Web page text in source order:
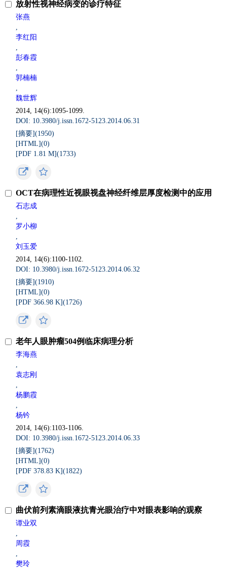
放射性视神经病变的诊疗特征
张燕
,
李红阳
,
彭春霞
,
郭楠楠
,
魏世辉
2014, 14(6):1095-1099.
DOI: 10.3980/j.issn.1672-5123.2014.06.31
[摘要](1950)
[HTML](0)
[PDF 1.81 M](1733)
OCT在病理性近视眼视盘神经纤维层厚度检测中的应用
石志成
,
罗小柳
,
刘玉爱
2014, 14(6):1100-1102.
DOI: 10.3980/j.issn.1672-5123.2014.06.32
[摘要](1910)
[HTML](0)
[PDF 366.98 K](1726)
老年人眼肿瘤504例临床病理分析
李海燕
,
袁志刚
,
杨鹏霞
,
杨钤
2014, 14(6):1103-1106.
DOI: 10.3980/j.issn.1672-5123.2014.06.33
[摘要](1762)
[HTML](0)
[PDF 378.83 K](1822)
曲伏前列素滴眼液抗青光眼治疗中对眼表影响的观察
谭业双
,
周霞
,
樊玲